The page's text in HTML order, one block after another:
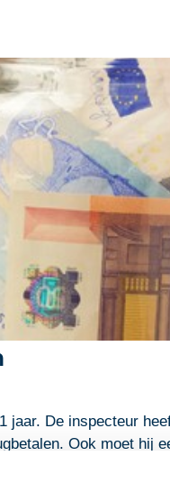
De inspecteur
Ook moet hij
wordt verdeeld